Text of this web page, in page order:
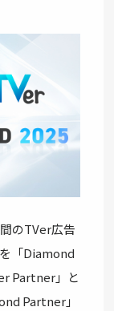
のTVer広告
「Diamond
Partner」と
Partner」